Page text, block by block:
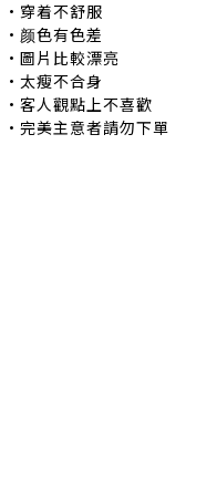
•穿着不舒服 •
•颜色有色差 •
•圖片比較漂亮
•太瘦不合身 •不
•客人觀點上不喜歡
•完美主意者請勿下單